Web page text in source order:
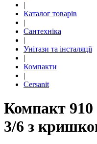
|
Каталог товарів
|
Сантехніка
|
Унітази та інсталяції
|
Компакти
|
Cersanit
Компакт 910
3/6 з